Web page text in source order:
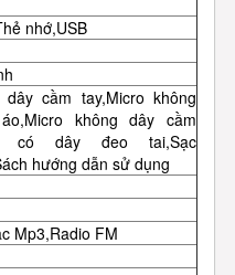
nhớ,USB
cầm tay,Micro không
không dây cầm
có dây đeo tai,Sạc
hướng dẫn sử dụng
Mp3,Radio FM